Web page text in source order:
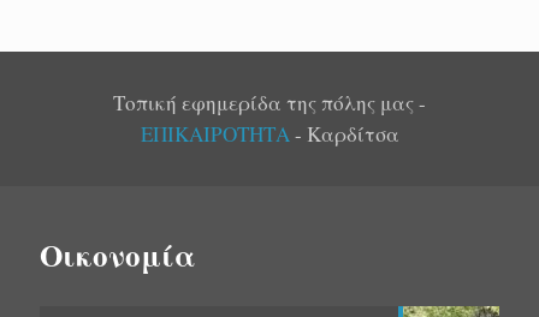
Τοπική εφημερίδα της πόλης μας -
ΕΠΙΚΑΙΡΟΤΗΤΑ- Καρδίτσα
Οικονομία